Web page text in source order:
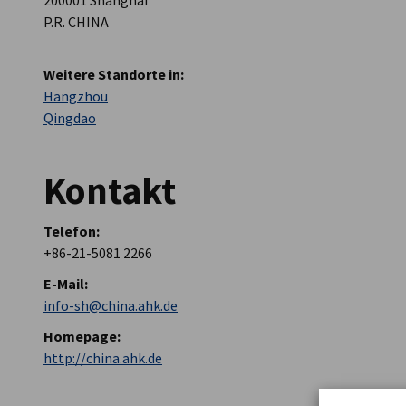
P.R. CHINA
Weitere Standorte in:
Hangzhou
Qingdao
Kontakt
Telefon:
+86-21-5081 2266
E-Mail:
info-sh@china.ahk.de
Homepage:
http://china.ahk.de